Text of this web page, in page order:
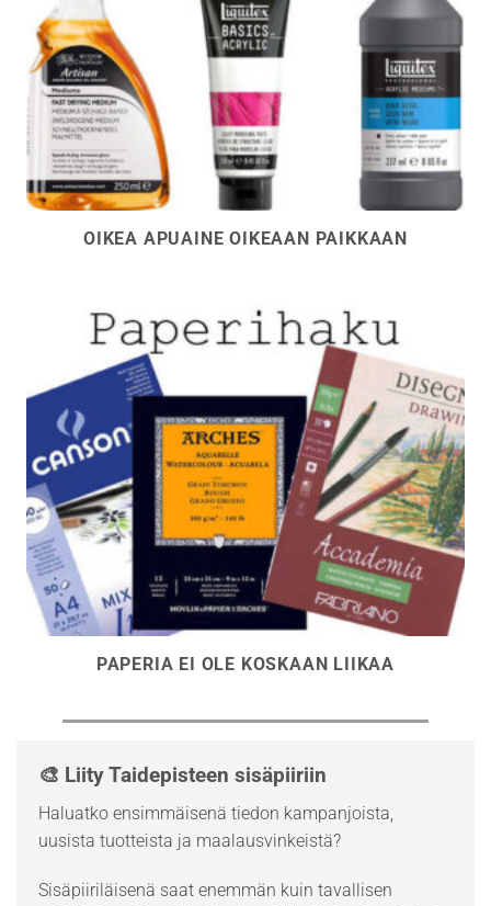
OIKEA APUAINE OIKEAAN PAIKKAAN
PAPERIA EI OLE KOSKAAN LIIKAA
🎨 Liity Taidepisteen sisäpiiriin
Haluatko ensimmäisenä tiedon kampanjoista,
uusista tuotteista ja maalausvinkeistä?
Sisäpiiriläisenä saat enemmän kuin tavallisen